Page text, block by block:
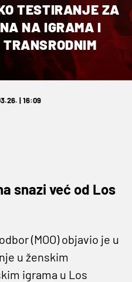
TESTIRANJE ZA
NA IGRAMA I
| 16:09
snazi već od Los
(MOO) objavio je u
u ženskim
igrama u Los